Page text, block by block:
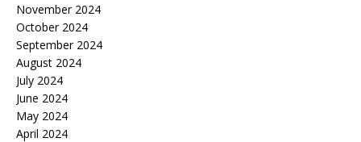
November 2024
October 2024
September 2024
August 2024
July 2024
June 2024
May 2024
April 2024